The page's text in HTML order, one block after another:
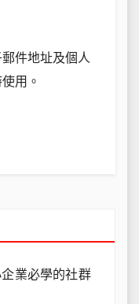
件地址及個人
用。
業必學的社群